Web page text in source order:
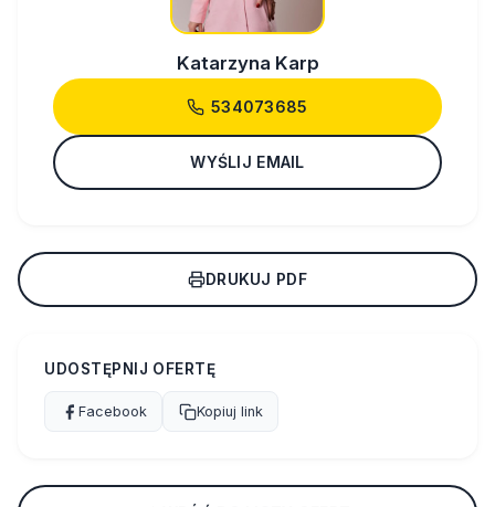
Katarzyna Karp
534073685
WYŚLIJ EMAIL
DRUKUJ PDF
UDOSTĘPNIJ OFERTĘ
Facebook Kopiuj link